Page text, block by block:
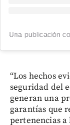
Una publicación
“Los hechos
seguridad del
generan una
garantías que
pertenencias a